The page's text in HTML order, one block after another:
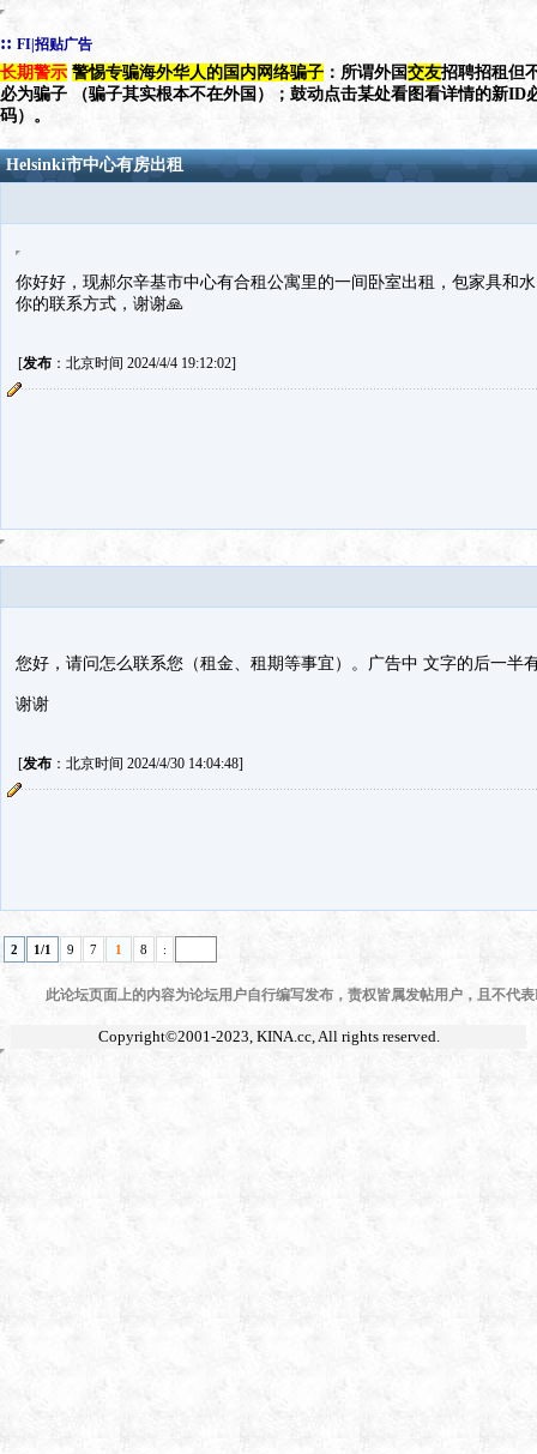
:: FI|招贴广告
长期警示 警惕专骗海外华人的国内网络骗子 ：所谓外国交友招聘招租但
必为骗子 （骗子其实根本不在外国）；鼓动点击某处看图看详情的新ID
码）。
Helsinki市中心有房出租
你好好，现郝尔辛基市中心有合租公寓里的一间卧室出租，包家具和
你的联系方式，谢谢🙏
[发布：北京时间 2024/4/4 19:12:02]
您好，请问怎么联系您（租金、租期等事宜）。广告中 文字的后一半
谢谢
[发布：北京时间 2024/4/30 14:04:48]
2 1/1 9 7 1 8 :
此论坛页面上的内容为论坛用户自行编写发布，责权皆属发帖用户，且不代
Copyright©2001-2023, KINA.cc, All rights reserved.